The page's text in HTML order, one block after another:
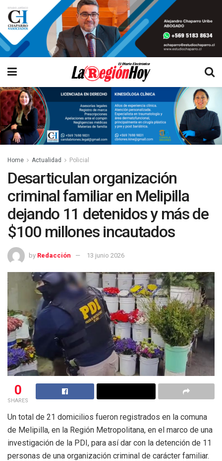
Home Actualidad Policial
Desarticulan organización
criminal familiar en Melipilla
dejando 11 detenidos y más de
$100 millones incautados
by Redacción 13 junio 2026
0
SHARES
Un total de 21 domicilios fueron registrados en la comuna
de Melipilla, en la Región Metropolitana, en el marco de una
investigación de la PDI, para así dar con la detención de 11
personas de una organización criminal de carácter familiar.